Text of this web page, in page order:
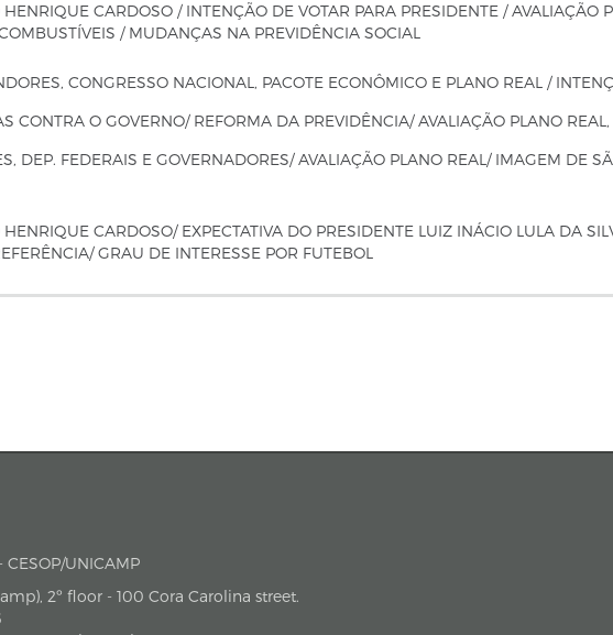
CARDOSO / INTENÇÃO DE VOTAR PARA PRESIDENTE / AVALIAÇÃO
/ MUDANÇAS NA PREVIDÊNCIA SOCIAL
CONGRESSO NACIONAL, PACOTE ECONÔMICO E PLANO REAL /
CONTRA O GOVERNO/ REFORMA DA PREVIDÊNCIA/ AVALIAÇÃO PLANO
DEP. FEDERAIS E GOVERNADORES/ AVALIAÇÃO PLANO REAL/ IMAGEM DE
CARDOSO/ EXPECTATIVA DO PRESIDENTE LUIZ INÁCIO LULA DA
GRAU DE INTERESSE POR FUTEBOL
UNICAMP
2º floor - 100 Cora Carolina street.